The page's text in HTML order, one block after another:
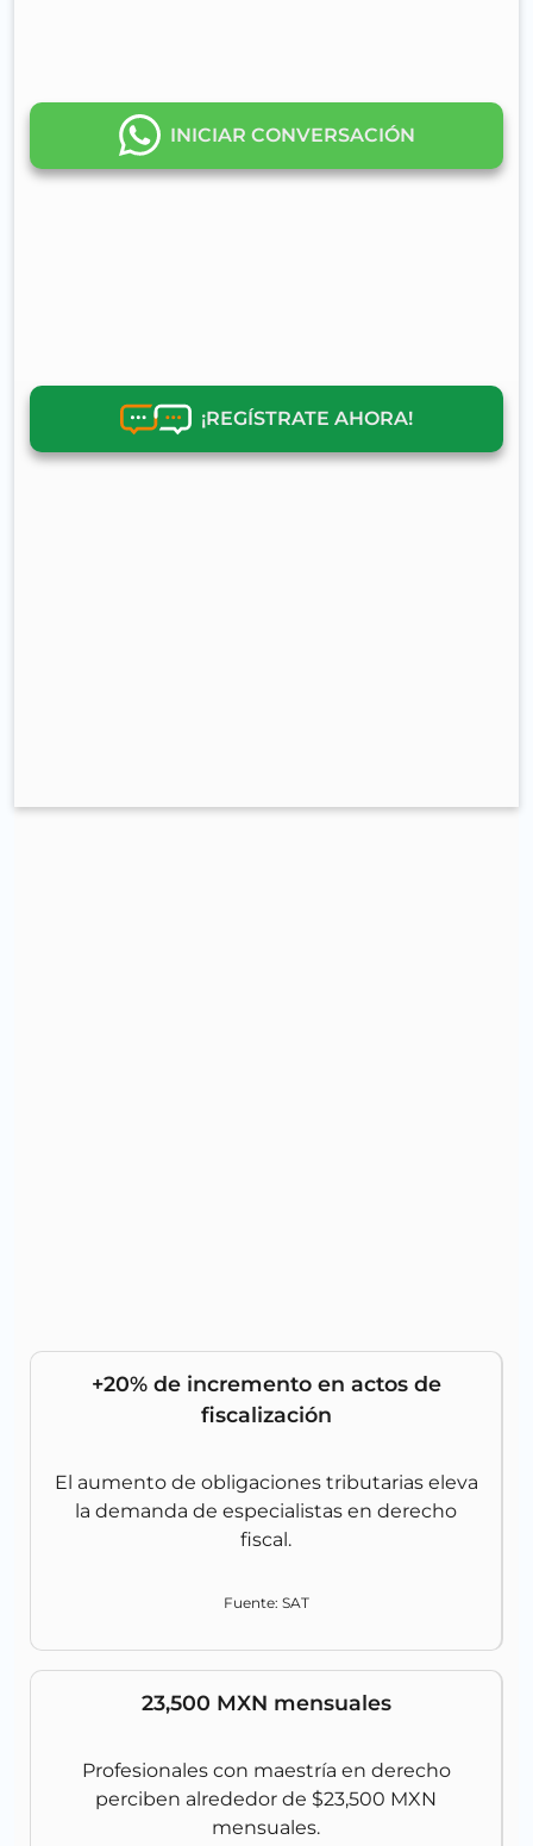
INICIAR CONVERSACIÓN
¡REGÍSTRATE AHORA!
+20% de incremento en actos de
fiscalización
El aumento de obligaciones tributarias eleva
la demanda de especialistas en derecho
fiscal.
Fuente: SAT
23,500 MXN mensuales
Profesionales con maestría en derecho
perciben alrededor de $23,500 MXN
mensuales.